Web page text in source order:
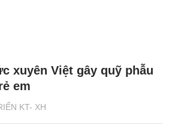
KT- XH
xuyên Việt gây quỹ phẫu
em